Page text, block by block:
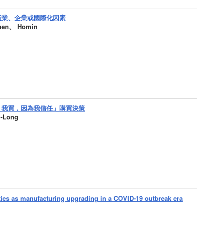
、企業或國際化因素
、 Homin
買，因為我信任」購買決策
Long
as manufacturing upgrading in a COVID-19 outbreak era